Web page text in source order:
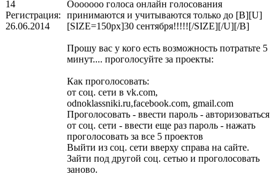
14
Регистрация:
26.06.2014
Ооооооо голоса онлайн голосования
принимаются и учитываются только до [B][U]
[SIZE=150px]30 сентября!!!!![/SIZE][/U][/B]
Прошу вас у кого есть возможность потратьте 5
минут.... проголосуйте за проекты:
Как проголосовать:
от соц. сети в vk.com,
odnoklassniki.ru,facebook.com, gmail.com
Проголосовать - ввести пароль - авторизоваться
от соц. сети - ввести еще раз пароль - нажать
проголосовать за все 5 проектов
Выйти из соц. сети вверху справа на сайте.
Зайти под другой соц. сетью и проголосовать
заново.